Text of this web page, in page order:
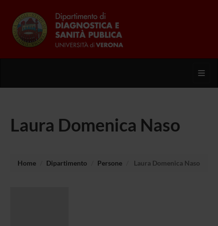
Laura Domenica Naso
Home Dipartimento Persone Laura Domenica Naso